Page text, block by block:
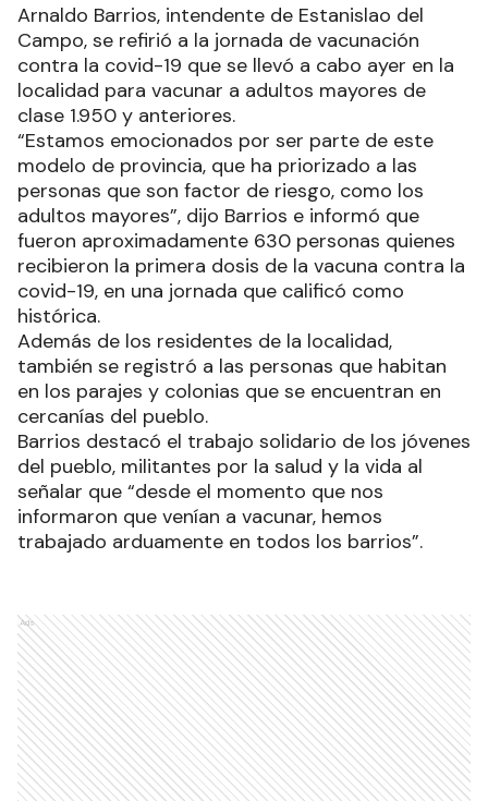
Arnaldo Barrios, intendente de Estanislao del
Campo, se refirió a la jornada de vacunación
contra la covid-19 que se llevó a cabo ayer en la
localidad para vacunar a adultos mayores de
clase 1.950 y anteriores.
“Estamos emocionados por ser parte de este
modelo de provincia, que ha priorizado a las
personas que son factor de riesgo, como los
adultos mayores”, dijo Barrios e informó que
fueron aproximadamente 630 personas quienes
recibieron la primera dosis de la vacuna contra la
covid-19, en una jornada que calificó como
histórica.
Además de los residentes de la localidad,
también se registró a las personas que habitan
en los parajes y colonias que se encuentran en
cercanías del pueblo.
Barrios destacó el trabajo solidario de los jóvenes
del pueblo, militantes por la salud y la vida al
señalar que “desde el momento que nos
informaron que venían a vacunar, hemos
trabajado arduamente en todos los barrios”.
Ads